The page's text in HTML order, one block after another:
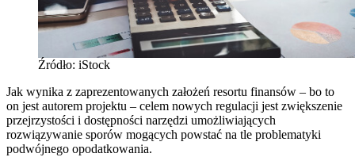
Źródło: iStock
Jak wynika z zaprezentowanych założeń resortu finansów – bo to
on jest autorem projektu – celem nowych regulacji jest zwiększenie
przejrzystości i dostępności narzędzi umożliwiających
rozwiązywanie sporów mogących powstać na tle problematyki
podwójnego opodatkowania.